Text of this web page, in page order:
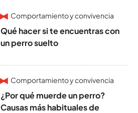
Comportamiento y convivencia
Qué hacer si te encuentras con
un perro suelto
Comportamiento y convivencia
¿Por qué muerde un perro?
Causas más habituales de